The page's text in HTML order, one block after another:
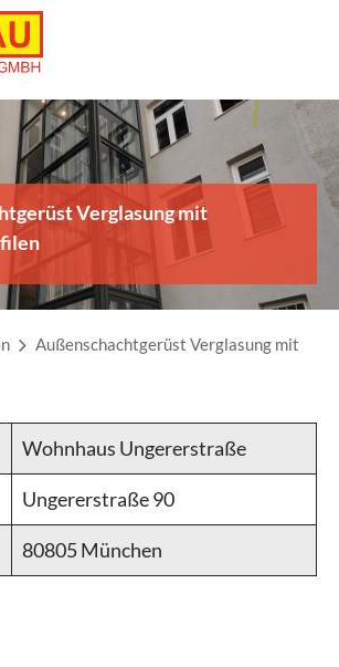
Verglasung mit
Außenschachtgerüst Verglasung mit
Wohnhaus Ungererstraße
Ungererstraße 90
80805 München